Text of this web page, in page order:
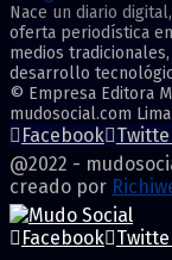
Nace un diario
oferta periodística
medios
desarrollo
© Empresa Editora
mudosocial.com
Facebook
@2022 -
creado por
Facebook